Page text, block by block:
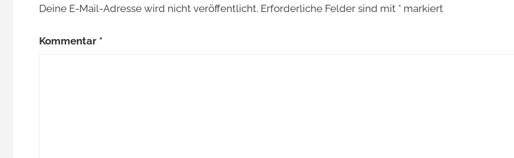
Deine E-Mail-Adresse wird nicht veröffentlicht. Erforderliche Felder sind mit *markiert
Kommentar *